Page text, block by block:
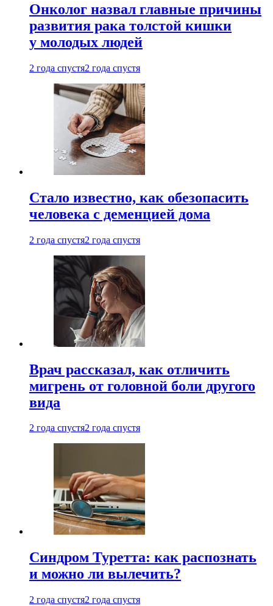
Онколог назвал главные причины
развития рака толстой кишки
у молодых людей
2 года спустя2 года спустя
Стало известно, как обезопасить
человека с деменцией дома
2 года спустя2 года спустя
Врач рассказал, как отличить
мигрень от головной боли другого
вида
2 года спустя2 года спустя
Синдром Туретта: как распознать
и можно ли вылечить?
2 года спустя2 года спустя